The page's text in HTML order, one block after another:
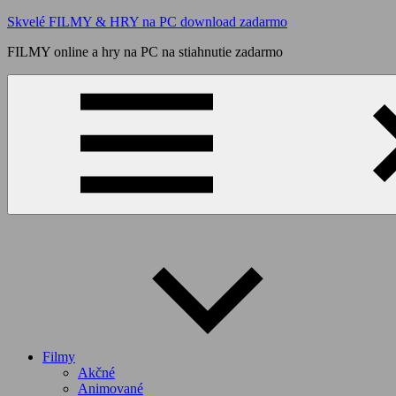
Skip
content
Skvelé FILMY & HRY na PC download zadarmo
FILMY online a hry na PC na stiahnutie zadarmo
Filmy
Akčné
Animované